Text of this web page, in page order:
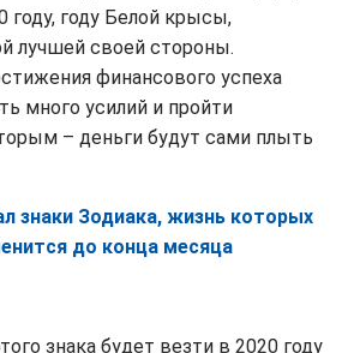
году Белой крысы,
лучшей своей стороны.
финансового успеха
много усилий и пройти
– деньги будут сами плыть
знаки Зодиака, жизнь которых
до конца месяца
знака будет везти в 2020 году